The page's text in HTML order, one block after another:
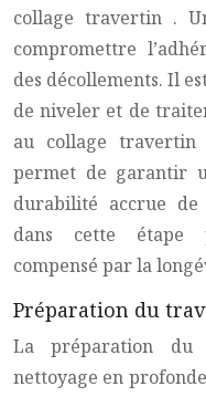
collage travertin .
compromettre
des décollements. Il
de niveler et de
au collage travertin
permet de garantir
durabilité accrue de
dans cette étape
compensé par la
Préparation du
La préparation du
nettoyage en